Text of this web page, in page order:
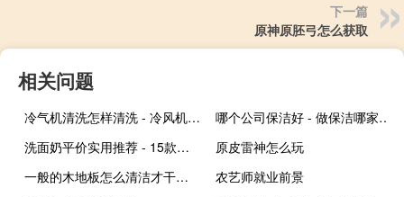
下一篇
原神原胚弓怎么获取
相关问题
冷气机清洗怎样清洗 - 冷风机冰帘怎么清洗
哪个公司保洁好 - 做保洁哪家公司好
洗面奶平价实用推荐 - 15款平价好用的洗面奶
原皮雷神怎么玩
一般的木地板怎么清洁才干净呢 - 木地板灰蒙蒙总拖不干净
农艺师就业前景